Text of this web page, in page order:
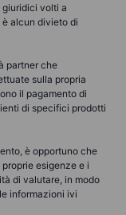
giuridici volti a
è alcun divieto di
partner che
sulla propria
il pagamento di
di specifici prodotti
è opportuno che
esigenze e i
di valutare, in modo
informazioni ivi